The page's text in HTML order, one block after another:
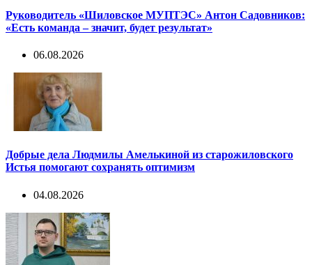
Руководитель «Шиловское МУПТЭС» Антон Садовников:
«Есть команда – значит, будет результат»
06.08.2026
Добрые дела Людмилы Амелькиной из старожиловского
Истья помогают сохранять оптимизм
04.08.2026